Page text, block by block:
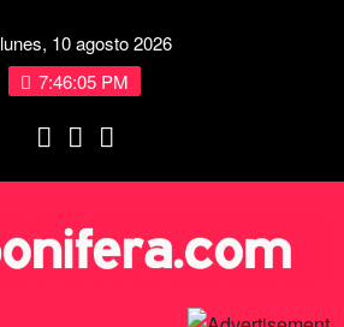
lunes, 10 agosto 2026
7:46:05 PM